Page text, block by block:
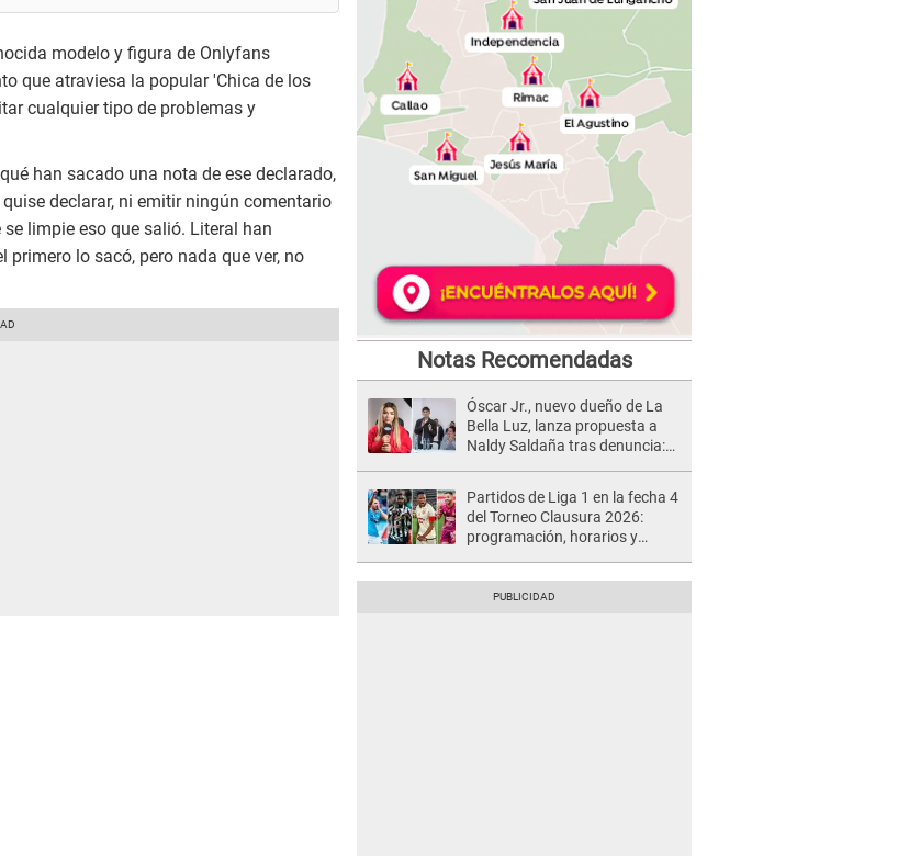
modelo y figura de Onlyfans
que atraviesa la popular 'Chica de los
cualquier tipo de problemas y
han sacado una nota de ese declarado,
declarar, ni emitir ningún comentario
limpie eso que salió. Literal han
lo sacó, pero nada que ver, no
Notas Recomendadas
Óscar Jr., nuevo dueño de La
Bella Luz, lanza propuesta a
Naldy Saldaña tras denuncia:
Partidos de Liga 1 en la fecha 4
del Torneo Clausura 2026:
programación, horarios y